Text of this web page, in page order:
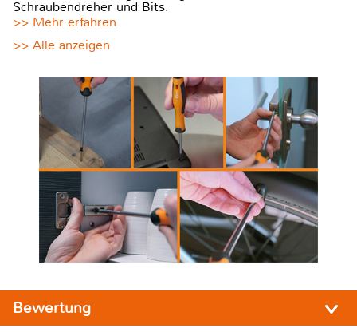
Schraubendreher und Bits.
>> Mehr erfahren
>> Alle anzeigen
Bewertung